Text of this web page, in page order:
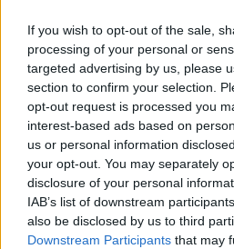
If you wish to opt-out of the sale,
processing of your personal or
targeted advertising by us, please
section to confirm your selection.
opt-out request is processed you
interest-based ads based on
us or personal information
your opt-out. You may separately
disclosure of your personal
IAB’s list of downstream
also be disclosed by us to third
Downstream Participants that may
végül visszavonulásra
statikusabb Jolantában
a hosszú állóképek olykor
Prágai Nemzeti Színház
pénzt költeni egy olyan estre,
nem lehet évekig játszani.
szükségből kovácsoltak
kevés pénzből készülhettek,
hatást. Zuzana Přidalová
bizonyára nagyon jól
rajzait elfelejtette a ruhákat